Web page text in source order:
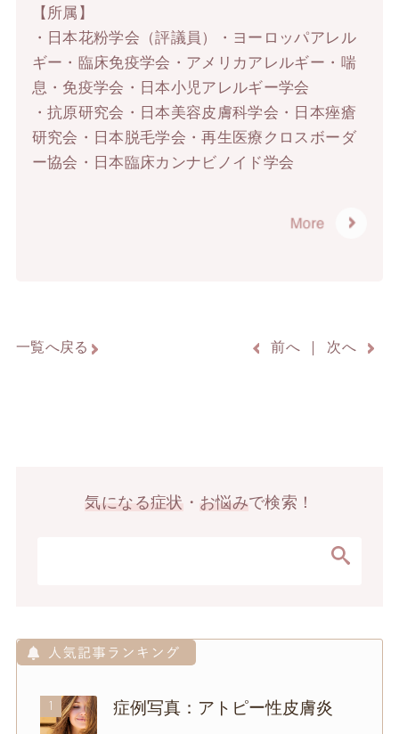
【所属】
・日本花粉学会（評議員）・ヨーロッパアレル
ギー・臨床免疫学会・アメリカアレルギー・喘
息・免疫学会・日本小児アレルギー学会
・抗原研究会・日本美容皮膚科学会・日本痤瘡
研究会・日本脱毛学会・再生医療クロスボーダ
ー協会・日本臨床カンナビノイド学会
一覧へ戻る 前へ 次へ
気になる症状 ・ お悩みで検索！
1 症例写真：アトピー性皮膚炎